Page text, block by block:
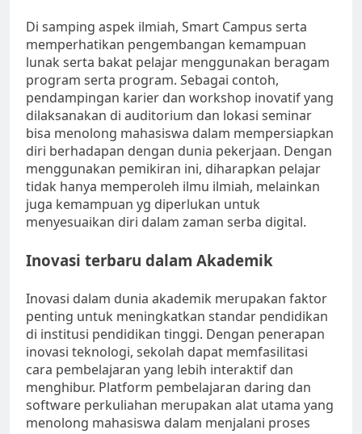
Di samping aspek ilmiah, Smart Campus serta
memperhatikan pengembangan kemampuan
lunak serta bakat pelajar menggunakan beragam
program serta program. Sebagai contoh,
pendampingan karier dan workshop inovatif yang
dilaksanakan di auditorium dan lokasi seminar
bisa menolong mahasiswa dalam mempersiapkan
diri berhadapan dengan dunia pekerjaan. Dengan
menggunakan pemikiran ini, diharapkan pelajar
tidak hanya memperoleh ilmu ilmiah, melainkan
juga kemampuan yg diperlukan untuk
menyesuaikan diri dalam zaman serba digital.
Inovasi terbaru dalam Akademik
Inovasi dalam dunia akademik merupakan faktor
penting untuk meningkatkan standar pendidikan
di institusi pendidikan tinggi. Dengan penerapan
inovasi teknologi, sekolah dapat memfasilitasi
cara pembelajaran yang lebih interaktif dan
menghibur. Platform pembelajaran daring dan
software perkuliahan merupakan alat utama yang
menolong mahasiswa dalam menjalani proses